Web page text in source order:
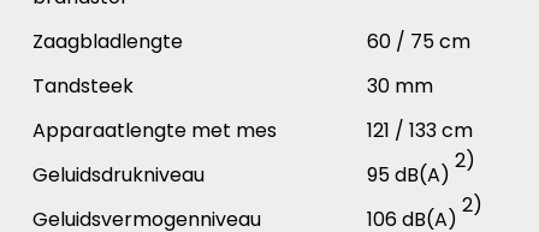
Zaagbladlengte
60 / 75 cm
Tandsteek
30 mm
Apparaatlengte met mes
121 / 133 cm
Geluidsdrukniveau
95 dB(A)
2)
Geluidsvermogenniveau 106 dB(A)
2)